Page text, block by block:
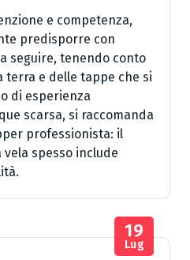
e competenza,
predisporre con
seguire, tenendo conto
terra e delle tappe che si
di esperienza
scarsa, si raccomanda
professionista: il
spesso include
19
Lug